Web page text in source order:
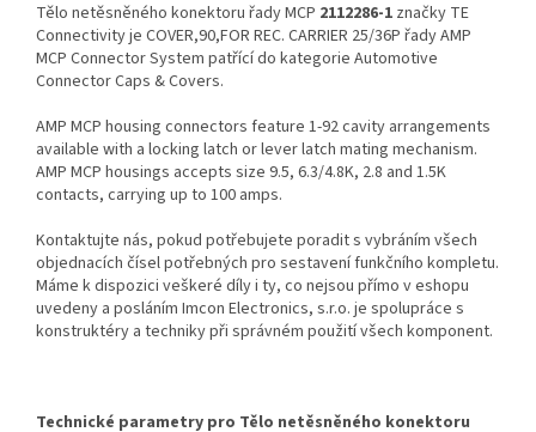
Tělo netěsněného konektoru řady MCP 2112286-1 značky TE
Connectivity je COVER,90,FOR REC. CARRIER 25/36P řady AMP
MCP Connector System patřící do kategorie Automotive
Connector Caps & Covers.
AMP MCP housing connectors feature 1-92 cavity arrangements
available with a locking latch or lever latch mating mechanism.
AMP MCP housings accepts size 9.5, 6.3/4.8K, 2.8 and 1.5K
contacts, carrying up to 100 amps.
Kontaktujte nás, pokud potřebujete poradit s vybráním všech
objednacích čísel potřebných pro sestavení funkčního kompletu.
Máme k dispozici veškeré díly i ty, co nejsou přímo v eshopu
uvedeny a posláním Imcon Electronics, s.r.o. je spolupráce s
konstruktéry a techniky při správném použití všech komponent.
Technické parametry pro Tělo netěsněného konektoru